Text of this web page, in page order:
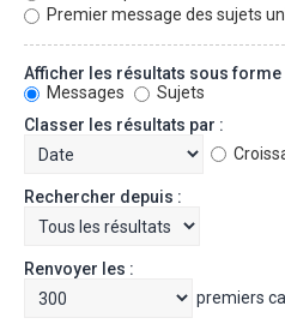
Premier message des sujets
Afficher les résultats sous forme
Messages
Sujets
Classer les résultats par :
Rechercher depuis :
Renvoyer les :
premiers